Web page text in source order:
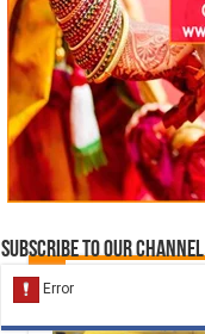
Subscribe to our Channel